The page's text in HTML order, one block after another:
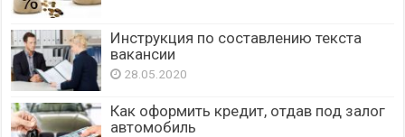
Инструкция по составлению текста
вакансии
28.05.2020
Как оформить кредит, отдав под залог
автомобиль